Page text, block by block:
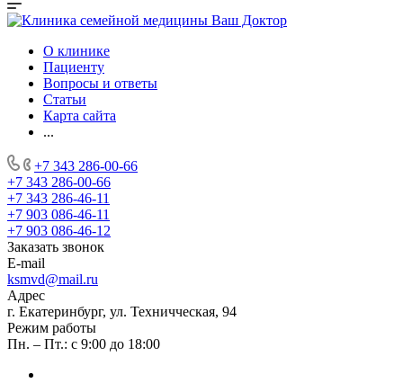
О клинике
Пациенту
Вопросы и ответы
Статьи
Карта сайта
...
+7 343 286-00-66
+7 343 286-00-66
+7 343 286-46-11
+7 903 086-46-11
+7 903 086-46-12
Заказать звонок
E-mail
ksmvd@mail.ru
Адрес
г. Екатеринбург, ул. Техничческая, 94
Режим работы
Пн. – Пт.: с 9:00 до 18:00